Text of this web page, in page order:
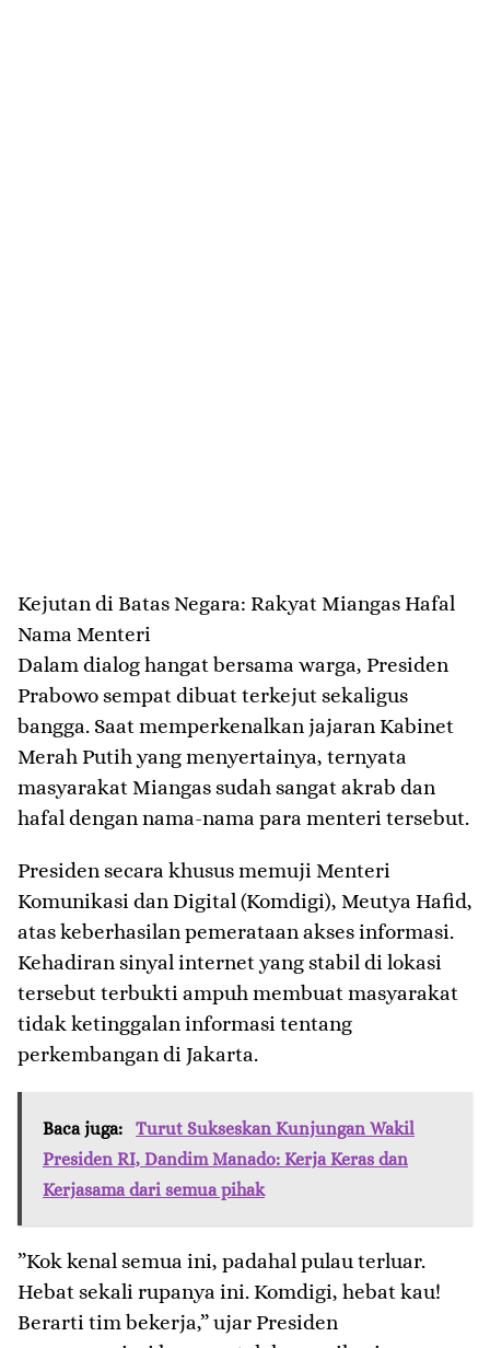
​Kejutan di Batas Negara: Rakyat Miangas Hafal
Nama Menteri
​Dalam dialog hangat bersama warga, Presiden
Prabowo sempat dibuat terkejut sekaligus
bangga. Saat memperkenalkan jajaran Kabinet
Merah Putih yang menyertainya, ternyata
masyarakat Miangas sudah sangat akrab dan
hafal dengan nama-nama para menteri tersebut.
​Presiden secara khusus memuji Menteri
Komunikasi dan Digital (Komdigi), Meutya Hafid,
atas keberhasilan pemerataan akses informasi.
Kehadiran sinyal internet yang stabil di lokasi
tersebut terbukti ampuh membuat masyarakat
tidak ketinggalan informasi tentang
perkembangan di Jakarta.
Baca juga:
Turut Sukseskan Kunjungan Wakil
Presiden RI, Dandim Manado: Kerja Keras dan
Kerjasama dari semua pihak
​”Kok kenal semua ini, padahal pulau terluar.
Hebat sekali rupanya ini. Komdigi, hebat kau!
Berarti tim bekerja,” ujar Presiden